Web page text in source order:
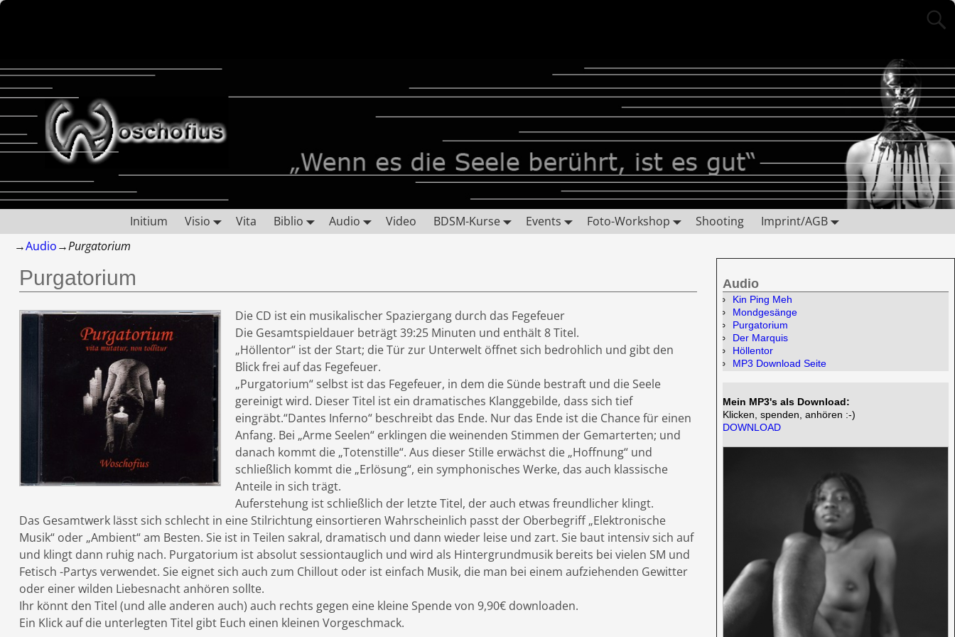
Initium Visio Vita Biblio Audio Video BDSM-Kurse Events Foto-Workshop Shooting
Imprint/AGB
→Audio→Purgatorium
Purgatorium
Die CD ist ein musikalischer Spaziergang durch das Fegefeuer
Die Gesamtspieldauer beträgt 39:25 Minuten und enthält 8 Titel.
„Höllentor“ ist der Start; die Tür zur Unterwelt öffnet sich bedrohlich und gibt den
Blick frei auf das Fegefeuer.
„Purgatorium“ selbst ist das Fegefeuer, in dem die Sünde bestraft und die Seele
gereinigt wird. Dieser Titel ist ein dramatisches Klanggebilde, dass sich tief
eingräbt.“Dantes Inferno“ beschreibt das Ende. Nur das Ende ist die Chance für einen
Anfang. Bei „Arme Seelen“ erklingen die weinenden Stimmen der Gemarterten; und
danach kommt die „Totenstille“. Aus dieser Stille erwächst die „Hoffnung“ und
schließlich kommt die „Erlösung“, ein symphonisches Werke, das auch klassische
Anteile in sich trägt.
Auferstehung ist schließlich der letzte Titel, der auch etwas freundlicher klingt.
Das Gesamtwerk lässt sich schlecht in eine Stilrichtung einsortieren Wahrscheinlich passt der Oberbegriff „Elektronische
Musik“ oder „Ambient“ am Besten. Sie ist in Teilen sakral, dramatisch und dann wieder leise und zart. Sie baut intensiv sich auf
und klingt dann ruhig nach. Purgatorium ist absolut sessiontauglich und wird als Hintergrundmusik bereits bei vielen SM und
Fetisch -Partys verwendet. Sie eignet sich auch zum Chillout oder ist einfach Musik, die man bei einem aufziehenden Gewitter
oder einer wilden Liebesnacht anhören sollte.
Ihr könnt den Titel (und alle anderen auch) auch rechts gegen eine kleine Spende von 9,90€ downloaden.
Ein Klick auf die unterlegten Titel gibt Euch einen kleinen Vorgeschmack.
Audio
Kin Ping Meh
Mondgesänge
Purgatorium
Der Marquis
Höllentor
MP3 Download Seite
Mein MP3's als Download:
Klicken, spenden, anhören :-)
DOWNLOAD